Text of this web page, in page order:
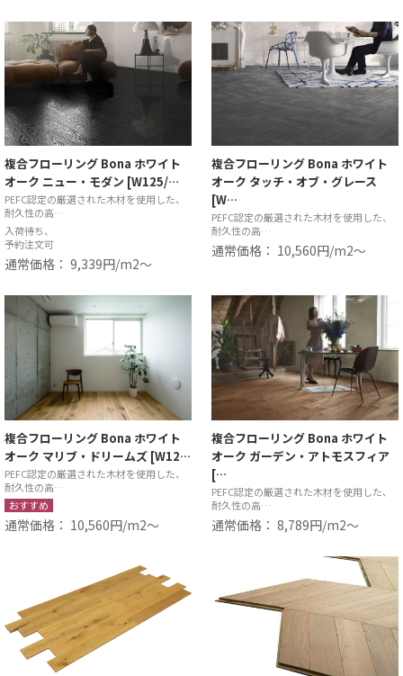
複合フローリング Bona ホワイト
オーク ニュー・モダン [W125/…
PEFC認定の厳選された木材を使用した、
耐久性の高…
入荷待ち、
予約注文可
通常価格： 9,339円/m2〜
複合フローリング Bona ホワイト
オーク タッチ・オブ・グレース
[W…
PEFC認定の厳選された木材を使用した、
耐久性の高…
通常価格： 10,560円/m2〜
複合フローリング Bona ホワイト
オーク マリブ・ドリームズ [W12…
PEFC認定の厳選された木材を使用した、
耐久性の高…
おすすめ
通常価格： 10,560円/m2〜
複合フローリング Bona ホワイト
オーク ガーデン・アトモスフィア
[…
PEFC認定の厳選された木材を使用した、
耐久性の高…
通常価格： 8,789円/m2〜